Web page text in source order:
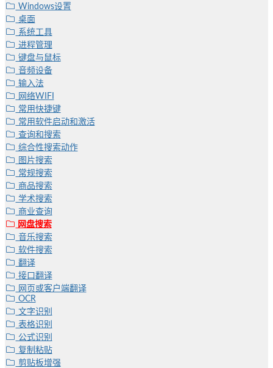
Windows设置
桌面
系统工具
进程管理
键盘与鼠标
音频设备
输入法
网络WIFI
常用快捷键
常用软件启动和激活
查询和搜索
综合性搜索动作
图片搜索
常规搜索
商品搜索
学术搜索
商业查询
网盘搜索
音乐搜索
软件搜索
翻译
接口翻译
网页或客户端翻译
OCR
文字识别
表格识别
公式识别
复制粘贴
剪贴板增强